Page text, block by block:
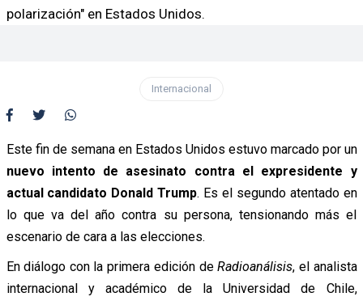
polarización" en Estados Unidos.
Internacional
Este fin de semana en Estados Unidos estuvo marcado por un
nuevo intento de asesinato contra el expresidente y
actual candidato Donald Trump. Es el segundo atentado en
lo que va del año contra su persona, tensionando más el
escenario de cara a las elecciones.
En diálogo con la primera edición deRadioanálisis, el analista
internacional y académico de la Universidad de Chile,